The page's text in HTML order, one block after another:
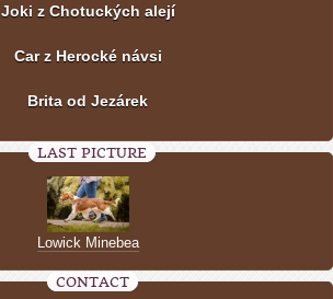
Joki z Chotuckých alejí
Car z Herocké návsi
Brita od Jezárek
LAST PICTURE
Lowick Minebea
CONTACT